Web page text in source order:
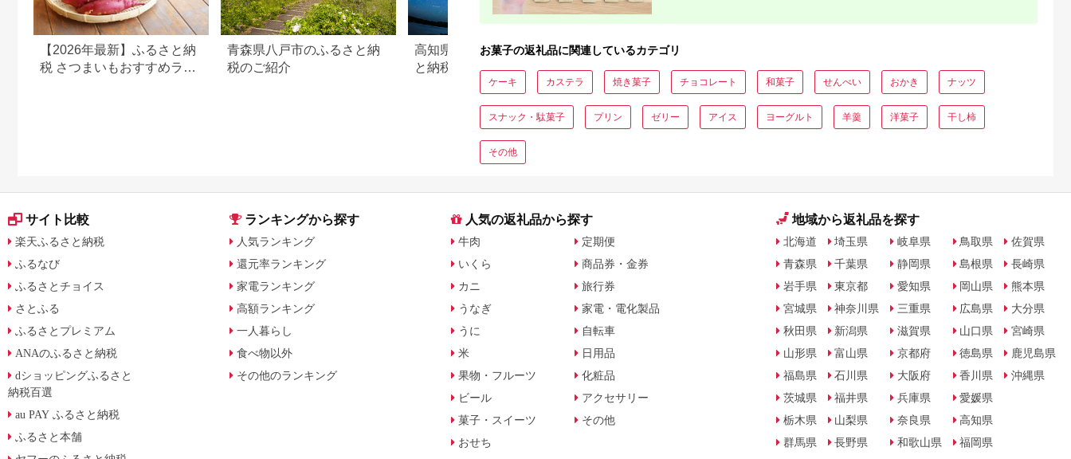
【2026年最新】ふるさと納
税 さつまいもおすすめラン
青森県八戸市のふるさと納
税のご紹介
高知県土佐清水市のふるさ
と納税のご紹介
北海道中札内村のふるさと
納税のご紹介
お菓子の返礼品に関連しているカテゴリ
ケーキ カステラ 焼き菓子 チョコレート 和菓子 せんべい おかき ナッツ
スナック・駄菓子 プリン ゼリー アイス ヨーグルト 羊羹 洋菓子 干し柿
その他
サイト比較
楽天ふるさと納税
ふるなび
ふるさとチョイス
さとふる
ふるさとプレミアム
ANAのふるさと納税
dショッピングふるさと
納税百選
au PAY ふるさと納税
ふるさと本舗
ランキングから探す
人気ランキング
還元率ランキング
家電ランキング
高額ランキング
一人暮らし
食べ物以外
その他のランキング
人気の返礼品から探す
牛肉
いくら
カニ
うなぎ
うに
米
果物・フルーツ
ビール
菓子・スイーツ
おせち
定期便
商品券・金券
旅行券
家電・電化製品
自転車
日用品
化粧品
アクセサリー
その他
地域から返礼品を探す
北海道
青森県
岩手県
宮城県
秋田県
山形県
福島県
茨城県
栃木県
群馬県
埼玉県
千葉県
東京都
神奈川県
新潟県
富山県
石川県
福井県
山梨県
長野県
岐阜県
静岡県
愛知県
三重県
滋賀県
京都府
大阪府
兵庫県
奈良県
和歌山県
鳥取県
島根県
岡山県
広島県
山口県
徳島県
香川県
愛媛県
高知県
福岡県
佐賀県
長崎県
熊本県
大分県
宮崎県
鹿児島県
沖縄県